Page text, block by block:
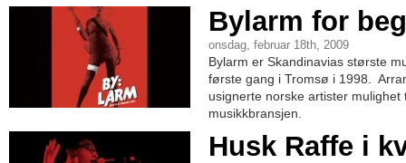
Bylarm for
onsdag, februar 18th, 2009
Bylarm er Skandinavias største
første gang i Tromsø i 1998.
usignerte norske artister mulighet
musikkbransjen.
Husk Raffe i